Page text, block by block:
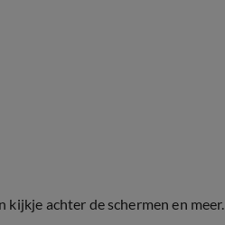
achter de schermen en meer.